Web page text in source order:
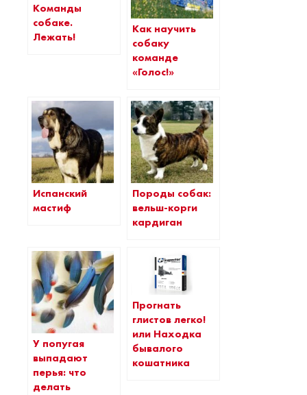
Команды
собаке.
Лежать!
Как научить
собаку
команде
«Голос!»
Испанский
мастиф
Породы собак:
вельш-корги
кардиган
У попугая
выпадают
перья: что
делать
Прогнать
глистов легко!
или Находка
бывалого
кошатника